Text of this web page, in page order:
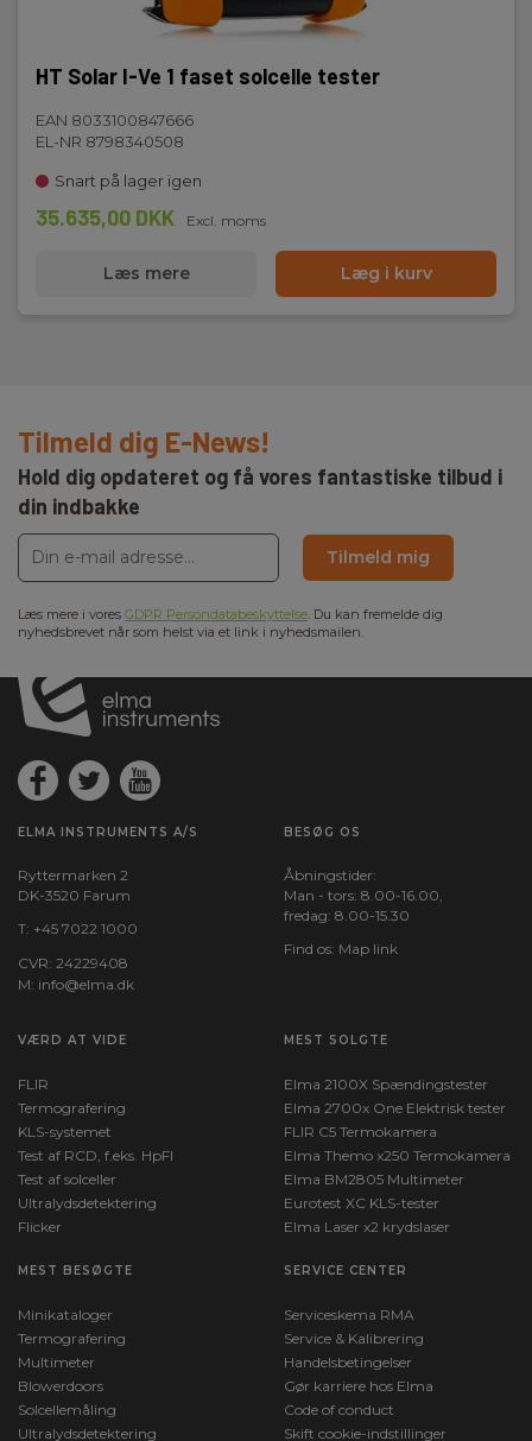
HT Solar I-Ve 1 faset solcelle tester
EAN 8033100847666
EL-NR 8798340508
Snart på lager igen
35.635,00 DKK Excl. moms
Læs mere Læg i kurv
Tilmeld dig E-News!
Hold dig opdateret og få vores fantastiske tilbud i
din indbakke
Tilmeld mig
Læs mere i vores GDPR Persondatabeskyttelse. Du kan fremelde dig
nyhedsbrevet når som helst via et link i nyhedsmailen.
ELMA INSTRUMENTS A/S
Ryttermarken 2
DK-3520 Farum
T: +45 7022 1000
CVR: 24229408
M: info@elma.dk
BESØG OS
Åbningstider:
Man - tors: 8.00-16.00,
fredag: 8.00-15.30
Find os: Map link
VÆRD AT VIDE
FLIR
Termografering
KLS-systemet
Test af RCD, f.eks. HpFI
Test af solceller
Ultralydsdetektering
Flicker
MEST SOLGTE
Elma 2100X Spændingstester
Elma 2700x One Elektrisk tester
FLIR C5 Termokamera
Elma Themo x250 Termokamera
Elma BM2805 Multimeter
Eurotest XC KLS-tester
Elma Laser x2 krydslaser
MEST BESØGTE
Minikataloger
Termografering
Multimeter
Blowerdoors
Solcellemåling
Ultralydsdetektering
SERVICE CENTER
Serviceskema RMA
Service & Kalibrering
Handelsbetingelser
Gør karriere hos Elma
Code of conduct
Skift cookie-indstillinger